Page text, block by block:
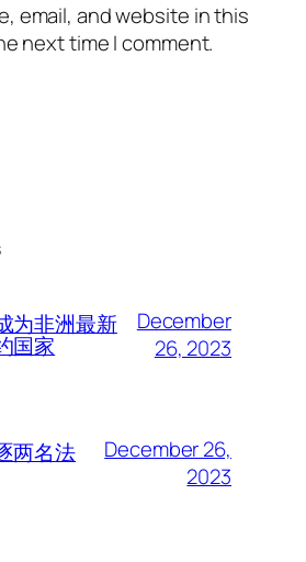
email, and website in this
next time I comment.
为非洲最新
国家
December
26, 2023
两名法
December 26,
2023